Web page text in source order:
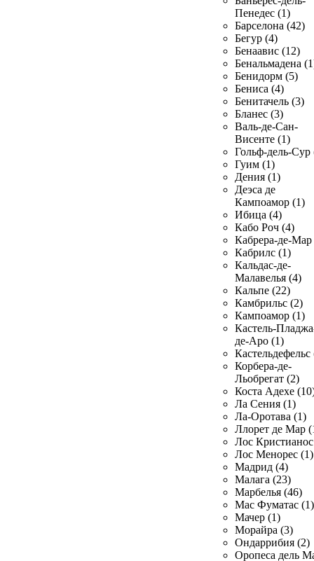
Пенедес (1)
Барселона (42)
Бегур (4)
Бенаавис (12)
Бенальмадена
Бенидорм (5)
Бениса (4)
Бенитачель (3)
Бланес (3)
Валь-де-Сан-
Висенте (1)
Гольф-дель-Сур
Гуим (1)
Дения (1)
Деэса де
Кампоамор (1)
Ибица (4)
Кабо Роч (4)
Кабрера-де-Мар
Кабрилс (1)
Кальдас-де-
Малавелья (4)
Кальпе (22)
Камбрильс (2)
Кампоамор (1)
Кастель-
де-Аро (1)
Кастельдефельс
Корбера-де-
Льобрегат (2)
Коста Адехе
Ла Сения (1)
Ла-Оротава (1)
Ллорет де Мар
Лос
Лос Менорес (1)
Мадрид (4)
Малага (23)
Марбелья (46)
Мас Фуматас (1)
Мачер (1)
Морайра (3)
Ондаррибия (2)
Оропеса дель